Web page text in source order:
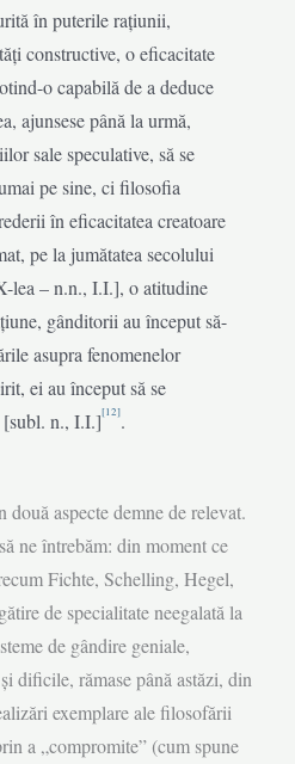
în puterile rațiunii,
constructive, o efi­cacitate
o capabilă de a deduce
ajunsese până la urmă,
sale speculative, să se
pe sine, ci filosofia
în eficacitatea creatoare
pe la jumătatea secolului
lea – n.n., I.I.], o atitudine
gânditorii au început să-
asupra fenomenelor
ei au început să se
[subl. n., I.I.][12].
aspecte demne de relevat.
ne întrebăm: din moment ce
Fichte, Schelling, Hegel,
de specialitate nee­galată la
de gândire geniale,
dificile, rămase până astăzi, din
exemplare ale filosofării
a „compromite” (cum spune